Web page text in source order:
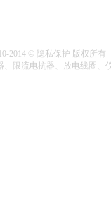
2014 © 隐私保护 版权所有
、限流电抗器、放电线圈、